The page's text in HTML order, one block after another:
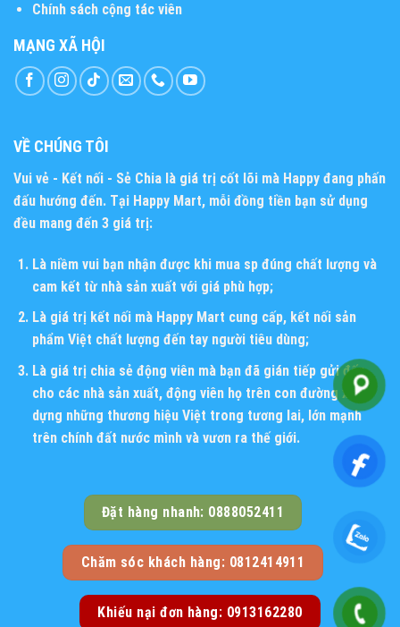
Chính sách cộng tác viên
MẠNG XÃ HỘI
VỀ CHÚNG TÔI
Vui vẻ - Kết nối - Sẻ Chia là giá trị cốt lõi mà Happy đang phấn
đấu hướng đến. Tại Happy Mart, mỗi đồng tiền bạn sử dụng
đều mang đến 3 giá trị:
Là niềm vui bạn nhận được khi mua sp đúng chất lượng và
cam kết từ nhà sản xuất với giá phù hợp;
Là giá trị kết nối mà Happy Mart cung cấp, kết nối sản
phẩm Việt chất lượng đến tay người tiêu dùng;
Là giá trị chia sẻ động viên mà bạn đã gián tiếp gửi đến
cho các nhà sản xuất, động viên họ trên con đường xây
dựng những thương hiệu Việt trong tương lai, lớn mạnh
trên chính đất nước mình và vươn ra thế giới.
Đặt hàng nhanh: 0888052411
Chăm sóc khách hàng: 0812414911
Khiếu nại đơn hàng: 0913162280